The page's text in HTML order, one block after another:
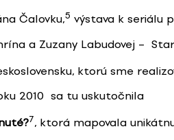
Čalovku,5 výstava k seriálu
a Zuzany Labudovej –
ktorú sme
2010 sa tu uskutočnila
?7, ktorá mapovala